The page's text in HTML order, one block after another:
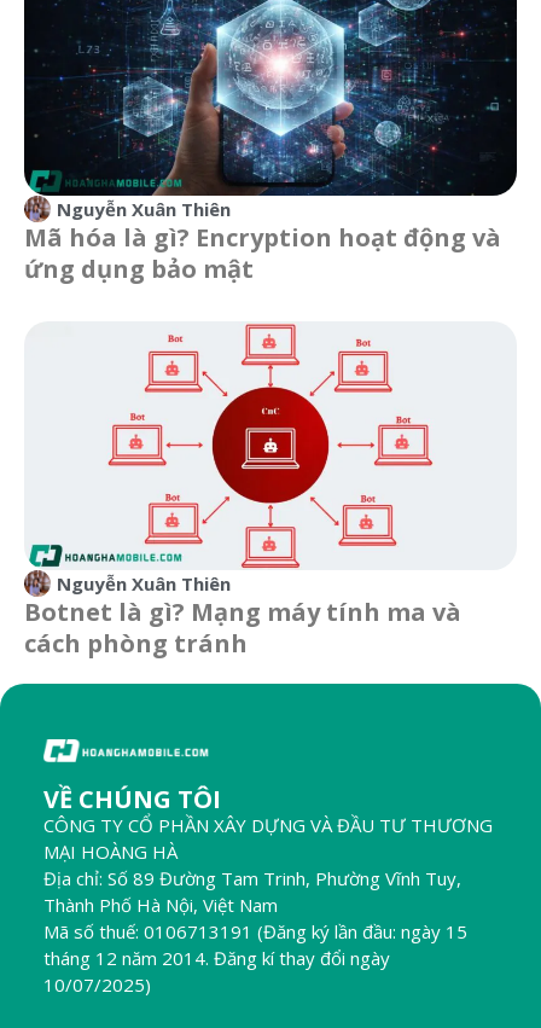
Nguyễn Xuân Thiên
Mã hóa là gì? Encryption hoạt động và
ứng dụng bảo mật
Nguyễn Xuân Thiên
Botnet là gì? Mạng máy tính ma và
cách phòng tránh
VỀ CHÚNG TÔI
CÔNG TY CỔ PHẦN XÂY DỰNG VÀ ĐẦU TƯ THƯƠNG
MẠI HOÀNG HÀ
Địa chỉ: Số 89 Đường Tam Trinh, Phường Vĩnh Tuy,
Thành Phố Hà Nội, Việt Nam
Mã số thuế: 0106713191 (Đăng ký lần đầu: ngày 15
tháng 12 năm 2014. Đăng kí thay đổi ngày
10/07/2025)